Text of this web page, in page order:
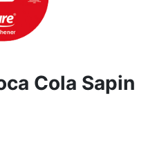
Cola Sapin